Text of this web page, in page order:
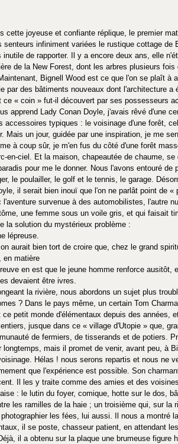
cette joyeuse et confiante réplique, le premier
senteurs infiniment variées le rustique cottage de
inutile de rapporter. Il y a encore deux ans, elle
de la New Forest, dont les arbres plusieurs
Bignell Wood est ce que l'on se plaît à
par des bâtiments nouveaux dont l'architecture
ce « coin » fut-il découvert par ses possesseurs
apprend Lady Conan Doyle, j'avais rêvé d'une
accessoires typiques : le voisinage d'une forêt,
Mais un jour, guidée par une inspiration, je me
à coup sûr, je m'en fus du côté d'une forêt
en-ciel. Et la maison, chapeautée de chaume,
pour me le donner. Nous l'avons entouré
le poulailler, le golf et le tennis, le garage.
il serait bien inouï que l'on ne parlât point de
l'aventure survenue à des automobilistes, l'autre
une femme sous un voile gris, et qui faisait
la solution du mystérieux problème :
lépreuse.
aurait bien tort de croire que, chez le grand
en matière
en est que le jeune homme renforce ausitôt,
devaient être ivres.
la rivière, nous abordons un sujet plus
? Dans le pays même, un certain Tom
petit monde d'élémentaux depuis des années,
jusque dans ce « village d'Utopie » que,
de fermiers, de tisserands et de potiers.
longtemps, mais il promet de venir, avant peu, à
Hélas ! nous serons repartis et nous ne
que l'expérience est possible. Son
Il les y traite comme des amies et des
: le lutin du foyer, comique, hotte sur le dos,
les ramilles de la haie ; un troisième qui, sur la
les fées, lui aussi. Il nous a montré
il se poste, chasseur patient, en attendant
il a obtenu sur la plaque une brumeuse